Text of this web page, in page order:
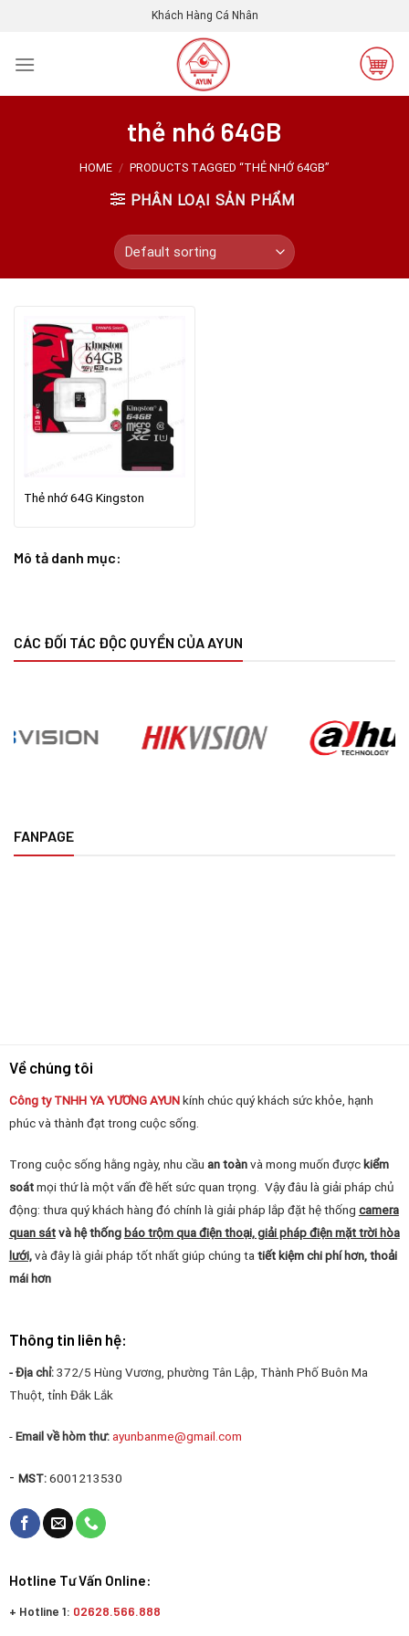
content
Khách Hàng Cá Nhân
thẻ nhớ 64GB
HOME / PRODUCTS TAGGED “THẺ NHỚ 64GB”
PHÂN LOẠI SẢN PHẨM
Thẻ nhớ 64G Kingston
Mô tả danh mục:
CÁC ĐỐI TÁC ĐỘC QUYỀN CỦA AYUN
FANPAGE
Về chúng tôi
Công ty TNHH YA YƯƠNG AYUNkính chúc quý khách sức khỏe, hạnh
phúc và thành đạt trong cuộc sống.
Trong cuộc sống hằng ngày, nhu cầu an toànvà mong muốn được kiểm
soátmọi thứ là một vấn đề hết sức quan trọng. Vậy đâu là giải pháp chủ
động: thưa quý khách hàng đó chính là giải pháp lắp đặt hệ thống camera
quan sátvà hệ thống báo trộm qua điện thoại, giải pháp điện mặt trời hòa
lưới, và đây là giải pháp tốt nhất giúp chúng tatiết kiệm chi phí hơn, thoải
mái hơn
Thông tin liên hệ:
- Địa chỉ:372/5 Hùng Vương, phường Tân Lập, Thành Phố Buôn Ma
Thuột, tỉnh Đắk Lắk
-Email về hòm thư:ayunbanme@gmail.com
- MST:6001213530
Hotline Tư Vấn Online:
+ Hotline 1: 02628.566.888